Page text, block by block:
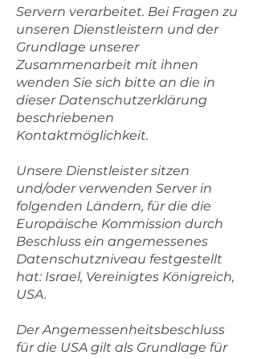
Servern verarbeitet. Bei Fragen zu
unseren Dienstleistern und der
Grundlage unserer
Zusammenarbeit mit ihnen
wenden Sie sich bitte an die in
dieser Datenschutzerklärung
beschriebenen
Kontaktmöglichkeit.
Unsere Dienstleister sitzen
und/oder verwenden Server in
folgenden Ländern, für die die
Europäische Kommission durch
Beschluss ein angemessenes
Datenschutzniveau festgestellt
hat: Israel, Vereinigtes Königreich,
USA.
Der Angemessenheitsbeschluss
für die USA gilt als Grundlage für